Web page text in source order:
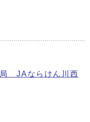
局 JAならけん川西